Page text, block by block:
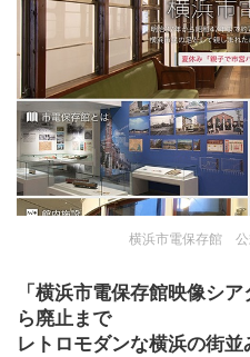
横浜市電保存館 公
「横浜市電保存館映像シ
ら廃止まで
レトロモダンな横浜の街